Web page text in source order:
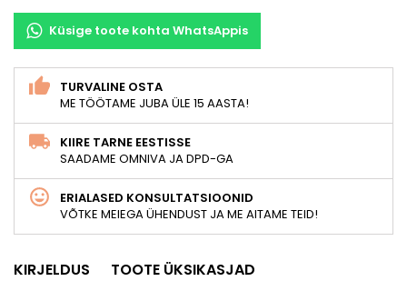
Küsige toote kohta WhatsAppis
TURVALINE OSTA
ME TÖÖTAME JUBA ÜLE 15 AASTA!
KIIRE TARNE EESTISSE
SAADAME OMNIVA JA DPD-GA
ERIALASED KONSULTATSIOONID
VÕTKE MEIEGA ÜHENDUST JA ME AITAME TEID!
KIRJELDUS
TOOTE ÜKSIKASJAD